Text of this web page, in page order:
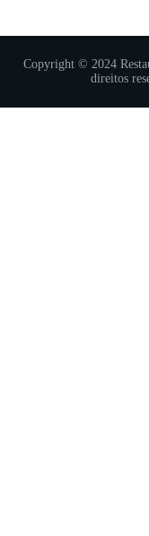
Copyright © 2024
direitos